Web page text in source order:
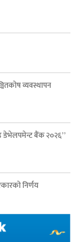
व्यवस्थापन
डेभेलपमेन्ट बैंक २०२६”
निर्णय